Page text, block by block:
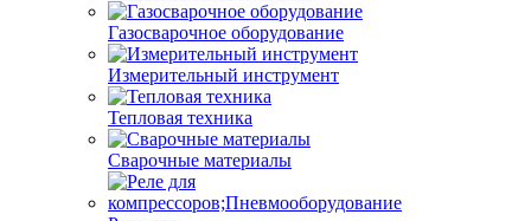
Газосварочное оборудование
Измерительный инструмент
Тепловая техника
Сварочные материалы